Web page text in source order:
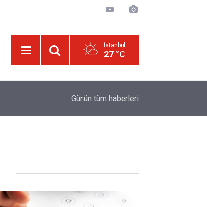
İstanbul
27 °C
ve vicdanını yandırıyor
Günün tüm haberleri